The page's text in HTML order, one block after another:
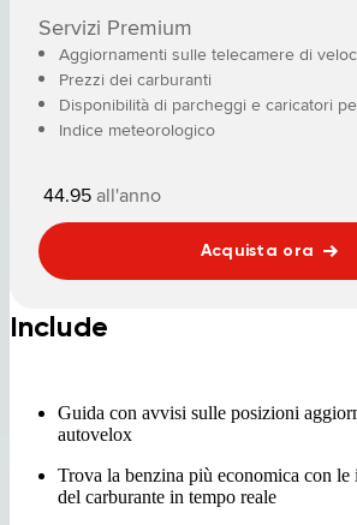
Servizi Premium
Aggiornamenti sulle telecamere di
Prezzi dei carburanti
Disponibilità di parcheggi e caricatori
Indice meteorologico
44.95all'anno
Acquista ora
Include
Guida con avvisi sulle posizioni
autovelox
Trova la benzina più economica con
del carburante in tempo reale